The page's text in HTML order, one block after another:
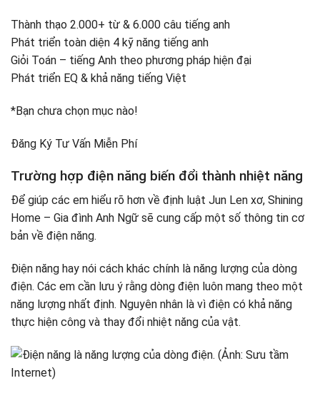
Thành thạo 2.000+ từ & 6.000 câu tiếng anh
Phát triển toàn diện 4 kỹ năng tiếng anh
Giỏi Toán – tiếng Anh theo phương pháp hiện đại
Phát triển EQ & khả năng tiếng Việt
*Bạn chưa chọn mục nào!
Đăng Ký Tư Vấn Miễn Phí
Trường hợp điện năng biến đổi thành nhiệt năng
Để giúp các em hiểu rõ hơn về định luật Jun Len xơ, Shining
Home – Gia đình Anh Ngữ sẽ cung cấp một số thông tin cơ
bản về điện năng.
Điện năng hay nói cách khác chính là năng lượng của dòng
điện. Các em cần lưu ý rằng dòng điện luôn mang theo một
năng lượng nhất định. Nguyên nhân là vì điện có khả năng
thực hiện công và thay đổi nhiệt năng của vật.